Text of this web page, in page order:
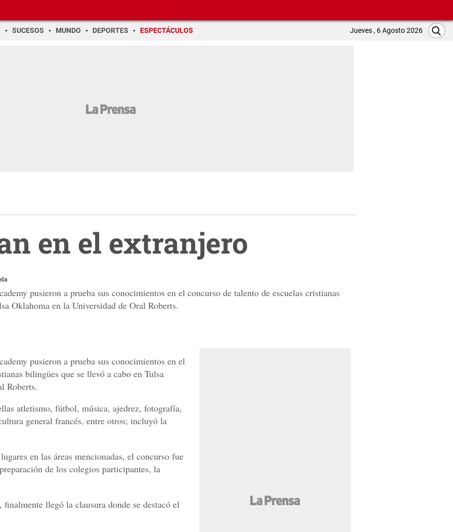
SUCESOS MUNDO DEPORTES ESPECTÁCULOS Jueves , 6 Agosto 2026
en el extranjero
pusieron a prueba sus conocimientos en el concurso de talento de escuelas cristianas
Oklahoma en la Universidad de Oral Roberts.
pusieron a prueba sus conocimientos en el
bilingües que se llevó a cabo en Tulsa
Roberts.
atletismo, fútbol, música, ajedrez, fotografía,
general francés, entre otros; incluyó la
en las áreas mencionadas, el concurso fue
de los colegios participantes, la
llegó la clausura donde se destacó el